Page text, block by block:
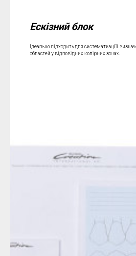
Ескізний блок
Ідеально підходить для систематиаціїі
областей у відповідних колірних зонах.